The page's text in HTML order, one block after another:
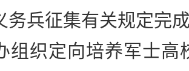
务兵征集有关规定完
组织定向培养军士